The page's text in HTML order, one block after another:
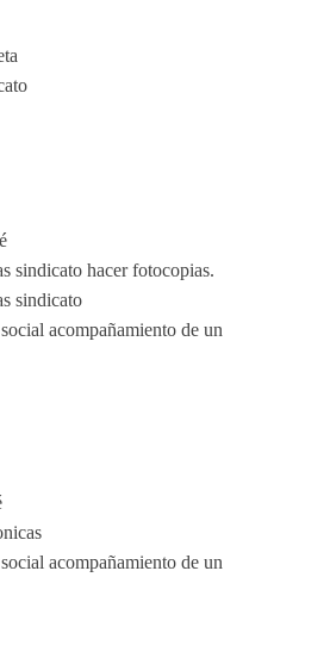
sindicato hacer fotocopias.
sindicato
acompañamiento de un
acompañamiento de un